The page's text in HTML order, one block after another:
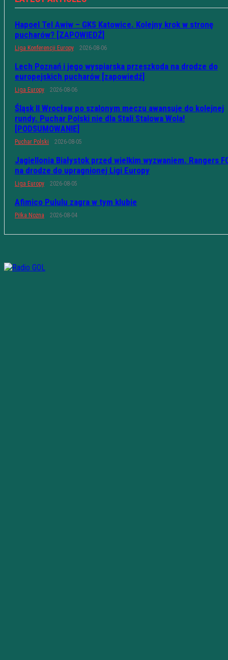
Hapoel Tel Awiw – GKS Katowice. Kolejny krok w stronę
pucharów? [ZAPOWIEDŹ]
Liga Konferencji Europy 2026-08-06
Lech Poznań i jego wyspiarska przeszkoda na drodze do
europejskich pucharów [zapowiedź]
Liga Europy 2026-08-06
Śląsk II Wrocław po szalonym meczu awansuje do kolejnej
rundy. Puchar Polski nie dla Stali Stalowa Wola!
[PODSUMOWANIE]
Puchar Polski 2026-08-05
Jagiellonia Białystok przed wielkim wyzwaniem. Rangers
na drodze do upragnionej Ligi Europy
Liga Europy 2026-08-05
Afimico Pululu zagra w tym klubie
Piłka Nożna 2026-08-04